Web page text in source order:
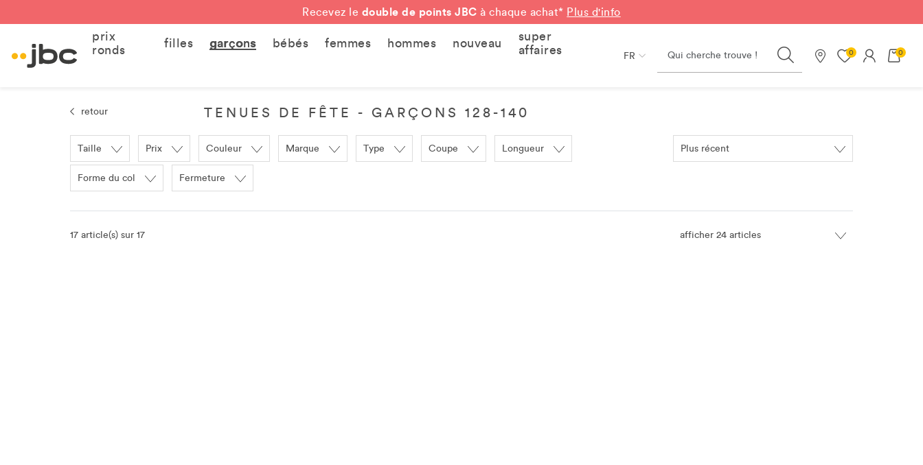
Recevez le double de points JBC à chaque achat* Plus d'info
prix
ronds
filles garçons bébés femmes hommes nouveau
super
affaires
FR Search
Nos magasins
0 0
retour TENUES DE FÊTE - GARÇONS 128-140
Taille Prix Couleur Marque Type Coupe Longueur
Forme du col Fermeture
17 article(s) sur 17